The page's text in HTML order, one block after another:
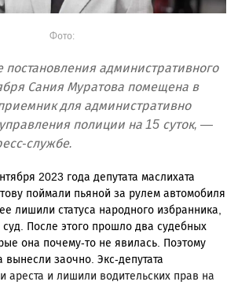
Фото:
постановления административного
Сания Муратова помещена в
для административно
полиции на 15 суток, —
службе.
2023 года депутата маслихата
поймали пьяной за рулем автомобиля
лишили статуса народного избранника,
После этого прошло два судебных
она почему-то не явилась. Поэтому
вынесли заочно. Экс-депутата
ареста и лишили водительских прав на